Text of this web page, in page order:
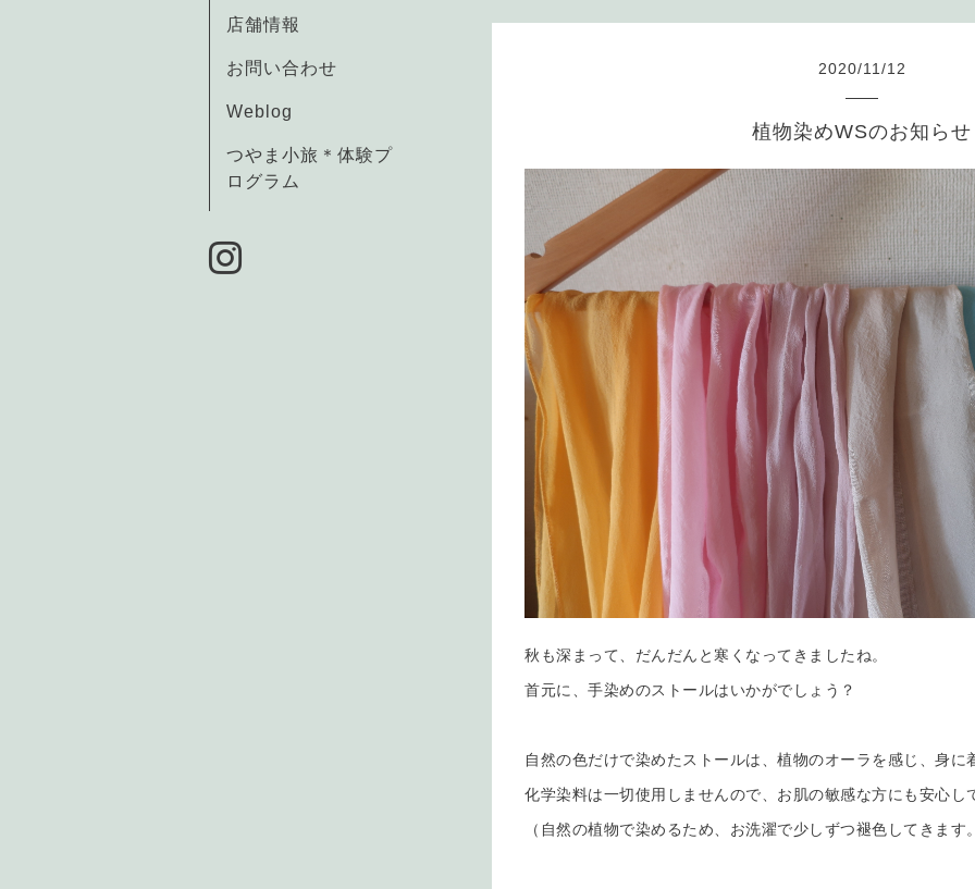
店舗情報
お問い合わせ
Weblog
つやま小旅＊体験プ
ログラム
2020/11 /12
植物染めWSのお知らせ
秋も深まって、だんだんと寒くなってきましたね。
首元に、手染めのストールはいかがでしょう？
自然の色だけで染めたストールは、植物のオーラを感じ、身
化学染料は一切使用しませんので、お肌の敏感な方にも安心し
（自然の植物で染めるため、お洗濯で少しずつ褪色してきます